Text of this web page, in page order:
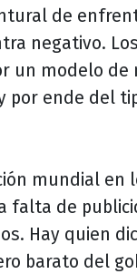
de
negativo.
un modelo de
por ende del
mundial en
falta de
Hay quien
barato del